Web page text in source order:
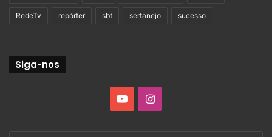
RedeTv repórter sbt sertanejo sucesso
Siga-nos
YouTubeInstagram